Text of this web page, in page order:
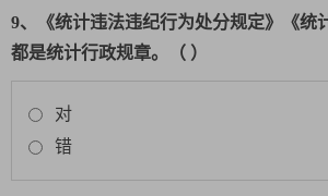
9、《统计违法违纪行为处分规定》《统
都是统计行政规章。（ ）
对
错